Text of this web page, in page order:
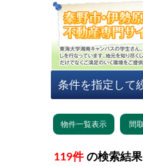
119件 の検索結果